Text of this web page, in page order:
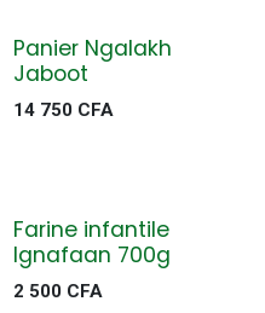
Panier Ngalakh
Jaboot
14 750CFA
Farine infantile
Ignafaan 700g
2 500CFA